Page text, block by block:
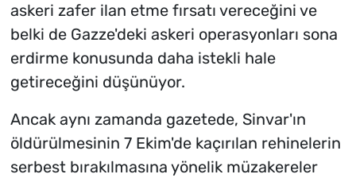
askeri zafer ilan etme fırsatı vereceğini ve
belki de Gazze'deki askeri operasyonları sona
erdirme konusunda daha istekli hale
getireceğini düşünüyor.
Ancak aynı zamanda gazetede, Sinvar'ın
öldürülmesinin 7 Ekim'de kaçırılan rehinelerin
serbest bırakılmasına yönelik müzakereler